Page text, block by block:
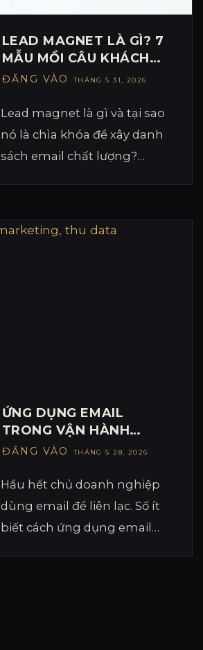
LEAD MAGNET LÀ GÌ? 7
MẪU MỒI CÂU KHÁCH
HÀNG HIỆU QUẢ NHẤT
ĐĂNG VÀOTHÁNG 5 31, 2026
Lead magnet là gì và tại sao
nó là chìa khóa để xây danh
sách email chất lượng?
qua 500+ doanh nghiệp Việt
ỨNG DỤNG EMAIL
TRONG VẬN HÀNH
DOANH NGHIỆP: BIẾN
TẠO DOANH THU
ĐĂNG VÀOTHÁNG 5 28, 2026
Hầu hết chủ doanh nghiệp
dùng email để liên lạc. Số ít
biết cách ứng dụng email